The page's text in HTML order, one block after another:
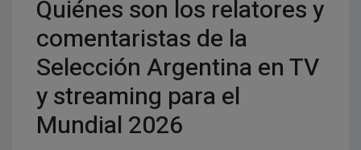
Quiénes son los relatores y
comentaristas de la
Selección Argentina en TV
y streaming para el
Mundial 2026